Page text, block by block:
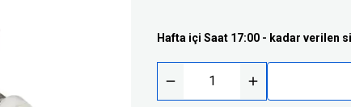
Hafta içi Saat 17:00 - kadar verilen